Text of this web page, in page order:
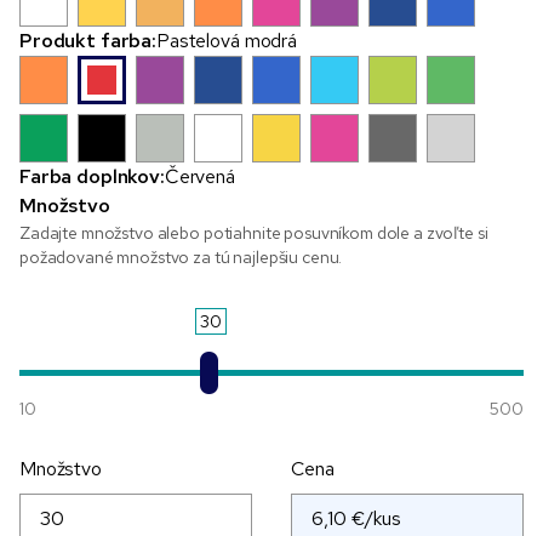
Produkt farba:Pastelová modrá
Farba doplnkov:Červená
Množstvo
Zadajte množstvo alebo potiahnite posuvníkom dole a zvoľte si
požadované množstvo za tú najlepšiu cenu.
30
10 500
Množstvo Cena